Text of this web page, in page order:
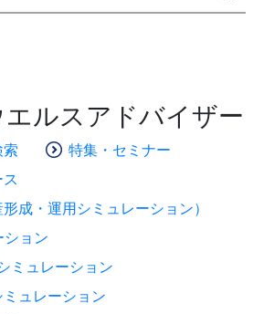
ルスアドバイザー
特集・セミナー
成・運用シミュレーション）
ション
ミュレーション
ュレーション